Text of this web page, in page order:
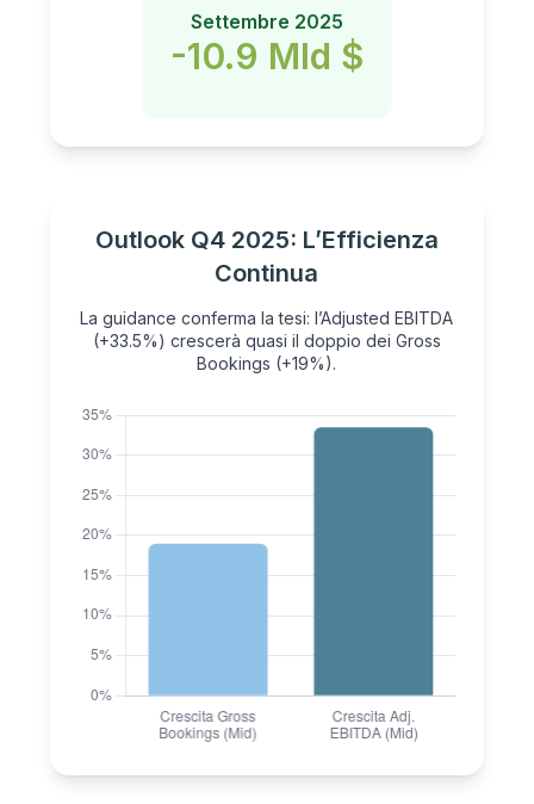
Settembre 2025
-10.9 Mld $
Outlook Q4 2025: L’Efficienza
Continua
La guidance conferma la tesi: l’Adjusted EBITDA
(+33.5%) crescerà quasi il doppio dei Gross
Bookings (+19%).